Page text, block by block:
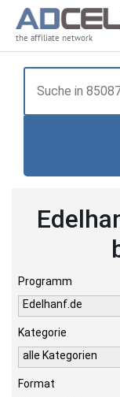
the affiliate network
Programm
Edelhanf.de
Kategorie
alle Kategorien
Format